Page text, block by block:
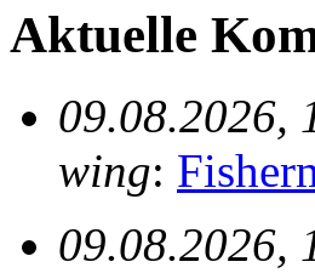
Aktuelle
09.08.2026,
wing:
09.08.2026,